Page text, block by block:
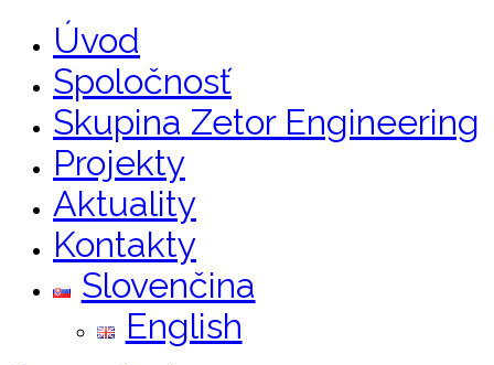
Úvod
Spoločnosť
Skupina Zetor Engineering
Projekty
Aktuality
Kontakty
Slovenčina
English